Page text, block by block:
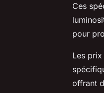
Ces
pour
Les
offrant